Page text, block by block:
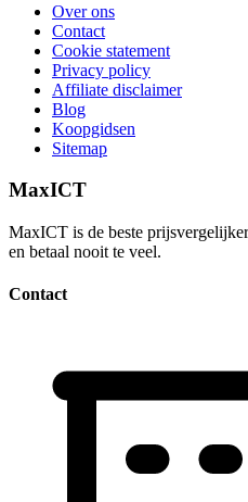
Over ons
Contact
Cookie statement
Privacy policy
Affiliate disclaimer
Blog
Koopgidsen
Sitemap
MaxICT
MaxICT is de beste
en betaal nooit te veel.
Contact